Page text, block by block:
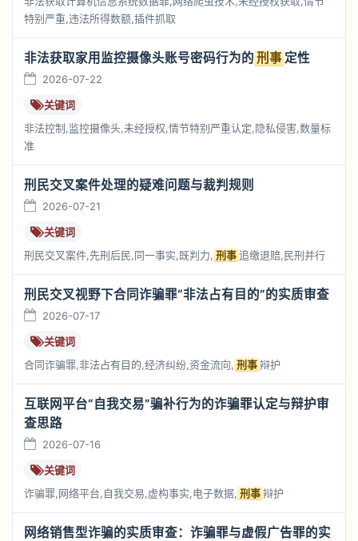
特别严重,违法所得数额,插件抓取
非法获取家用监控摄像头账号密码行为的 刑事 定性
2026-07-22
关键词
非法控制,监控摄像头,未经授权,情节特别严重认定,隐私侵害,数量标
准
刑民交叉案件处理的疑难问题与裁判规则
2026-07-21
关键词
刑民交叉案件,先刑后民,同一事实,既判力, 刑事追缴退赔,民刑并行
刑民交叉视野下合同诈骗罪“非法占有目的”的实质审查
2026-07-17
关键词
合同诈骗罪,非法占有目的,经济纠纷,资金流向, 刑事辩护
互联网平台“自我交易”骗补行为的诈骗罪认定与辩护审
查思路
2026-07-16
关键词
诈骗罪,网络平台,自我交易,虚构事实,电子数据, 刑事辩护
网络销售型诈骗的实质审查：诈骗罪与虚假广告罪的实